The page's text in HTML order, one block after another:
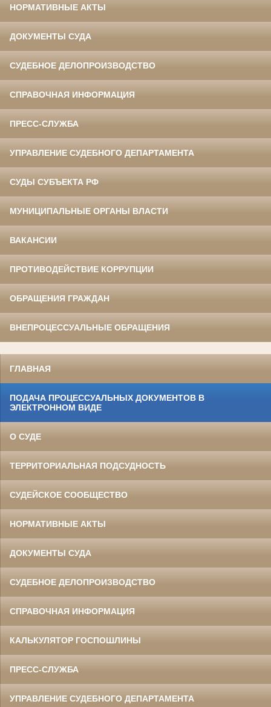
НОРМАТИВНЫЕ АКТЫ
ДОКУМЕНТЫ СУДА
СУДЕБНОЕ ДЕЛОПРОИЗВОДСТВО
СПРАВОЧНАЯ ИНФОРМАЦИЯ
ПРЕСС-СЛУЖБА
УПРАВЛЕНИЕ СУДЕБНОГО ДЕПАРТАМЕНТА
СУДЫ СУБЪЕКТА РФ
МУНИЦИПАЛЬНЫЕ ОРГАНЫ ВЛАСТИ
ВАКАНСИИ
ПРОТИВОДЕЙСТВИЕ КОРРУПЦИИ
ОБРАЩЕНИЯ ГРАЖДАН
ВНЕПРОЦЕССУАЛЬНЫЕ ОБРАЩЕНИЯ
ГЛАВНАЯ
ПОДАЧА ПРОЦЕССУАЛЬНЫХ ДОКУМЕНТОВ В
ЭЛЕКТРОННОМ ВИДЕ
О СУДЕ
ТЕРРИТОРИАЛЬНАЯ ПОДСУДНОСТЬ
СУДЕЙСКОЕ СООБЩЕСТВО
НОРМАТИВНЫЕ АКТЫ
ДОКУМЕНТЫ СУДА
СУДЕБНОЕ ДЕЛОПРОИЗВОДСТВО
СПРАВОЧНАЯ ИНФОРМАЦИЯ
КАЛЬКУЛЯТОР ГОСПОШЛИНЫ
ПРЕСС-СЛУЖБА
УПРАВЛЕНИЕ СУДЕБНОГО ДЕПАРТАМЕНТА